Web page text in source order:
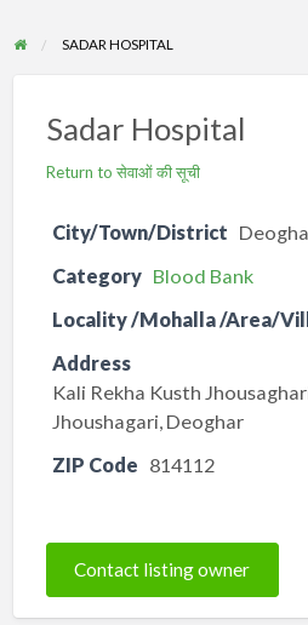
SADAR HOSPITAL
Sadar Hospital
Return to सेवाओं की सूची
City/Town/District
Category Blood Bank
Locality /Mohalla /Area/
Address
Kali Rekha Kusth
Jhoushagari, Deoghar
ZIP Code 814112
Contact listing owner